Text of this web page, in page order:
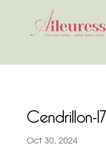
Cendrillon-
Oct 30, 2024